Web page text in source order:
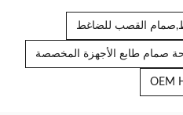
القصب للضاغط
OEM